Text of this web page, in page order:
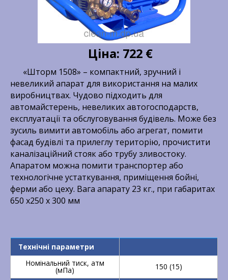
Ціна: 722 €
«Шторм 1508» – компактний, зручний і
невеликий апарат для використання на малих
виробництвах. Чудово підходить для
автомайстерень, невеликих автогосподарств,
експлуатації та обслуговування будівель. Може без
зусиль вимити автомобіль або агрегат, помити
фасад будівлі та прилеглу територію, прочистити
каналізаційний стояк або трубу зливостоку.
Апаратом можна помити транспортер або
технологічне устаткування, приміщення бойні,
ферми або цеху. Вага апарату 23 кг., при габаритах
650 х250 х 300 мм
Технічні параметри
Номінальний тиск, атм
(мПа)
150 (15)